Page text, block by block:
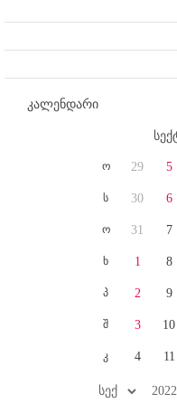
კალენდარი
ო
ს
ო
ხ
პ
შ
კ
29
30
31
1
2
3
4
5
6
7
8
9
10
11